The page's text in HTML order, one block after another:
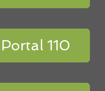
Portal 110